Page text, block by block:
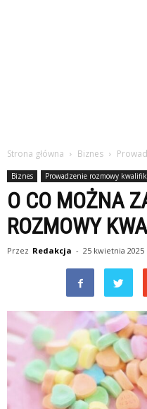
Strona główna Biznes
Biznes Prowadzenie rozmowy
O CO MOŻNA
ROZMOWY
Przez Redakcja - 25 kwietnia 2025